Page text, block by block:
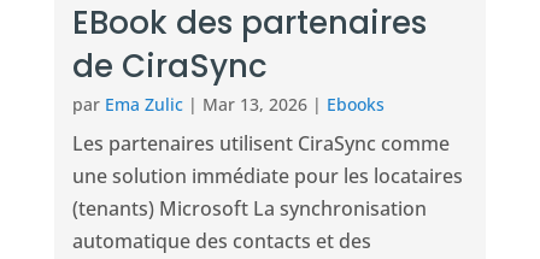
EBook des partenaires
de CiraSync
par Ema Zulic| Mar 13, 2026| Ebooks
Les partenaires utilisent CiraSync comme
une solution immédiate pour les locataires
(tenants) Microsoft La synchronisation
automatique des contacts et des